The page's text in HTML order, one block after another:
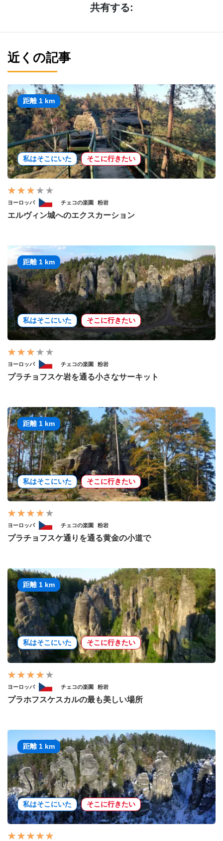
共有する:
近くの記事
距離 1 km
私はそこにいた そこに行きたい
ヨーロッパ チェコの楽園 粉岩
エルヴィン城へのエクスカーション
距離 1 km
私はそこにいた そこに行きたい
ヨーロッパ チェコの楽園 粉岩
プラチョフスケ岩を通る小さなサーキット
距離 1 km
私はそこにいた そこに行きたい
ヨーロッパ チェコの楽園 粉岩
プラチョフスケ通りを通る黄金の小道で
距離 1 km
私はそこにいた そこに行きたい
ヨーロッパ チェコの楽園 粉岩
プラホフスケスカルの最も美しい場所
距離 1 km
私はそこにいた そこに行きたい